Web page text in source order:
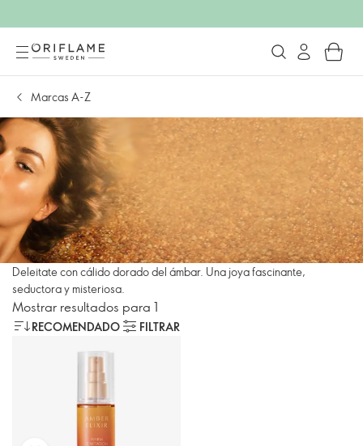
Marcas A-Z
Deleitate con cálido dorado del ámbar. Una joya fascinante,
seductora y misteriosa.
Mostrar resultados para 1
RECOMENDADO FILTRAR